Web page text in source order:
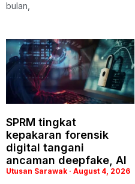
bulan,
SPRM tingkat
kepakaran forensik
digital tangani
ancaman deepfake, AI
Utusan Sarawak August 4, 2026